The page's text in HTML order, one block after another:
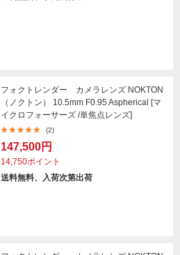
フォクトレンダー カメラレンズ NOKTON
（ノクトン） 10.5mm F0.95 Aspherical [マ
イクロフォーサーズ /単焦点レンズ]
(2)
147,500円
14,750ポイント
送料無料、入荷次第出荷